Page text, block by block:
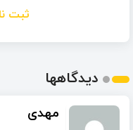
ثبت
دیدگاهها
مهدی